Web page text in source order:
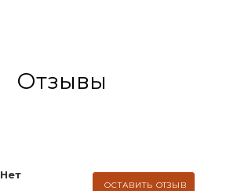
Отзывы
Нет
ОСТАВИТЬ ОТЗЫВ